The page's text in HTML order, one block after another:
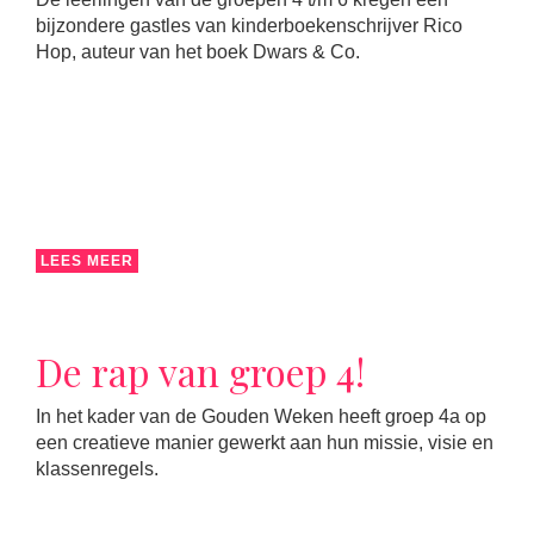
bijzondere gastles van kinderboekenschrijver Rico
Hop, auteur van het boek Dwars & Co.
LEES MEER
De rap van groep 4!
In het kader van de Gouden Weken heeft groep 4a op
een creatieve manier gewerkt aan hun missie, visie en
klassenregels.